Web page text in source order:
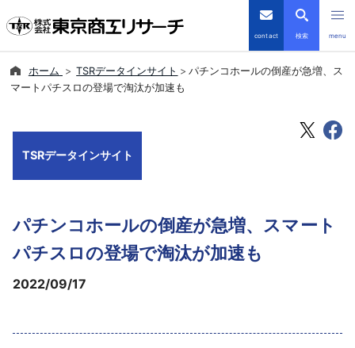
contact 検索 menu
倒産・注目企業情報
会社案内
導入事例
ホーム TSRデータインサイト
パチンコホールの倒産が急増、ス
マートパチスロの登場で淘汰が加速も
TSRデータインサイト
パチンコホールの倒産が急増、スマート
パチスロの登場で淘汰が加速も
2022/09/17